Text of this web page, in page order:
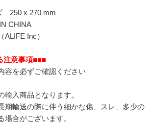
250 x 270 mm
CHINA
ALIFE Inc）
注意事項■■■
容を必ずご確認ください
輸入商品となります。
期輸送の際に伴う細かな傷、スレ、多少の
場合がございます。